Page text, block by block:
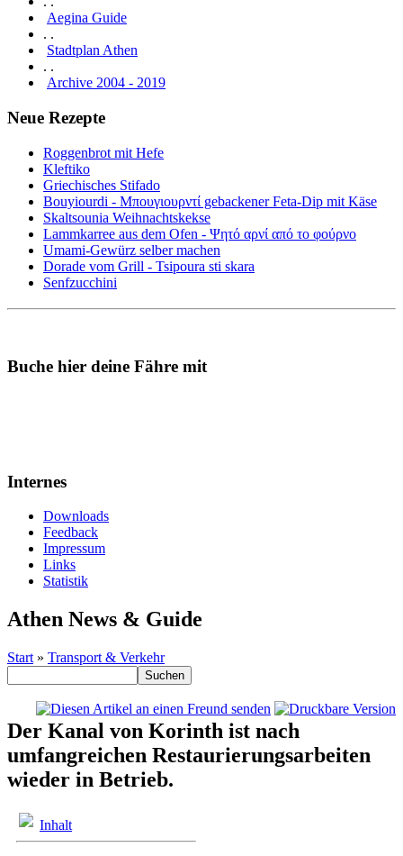
Aegina Guide
. .
Stadtplan Athen
. .
Archive 2004 - 2019
Neue Rezepte
Roggenbrot mit Hefe
Kleftiko
Griechisches Stifado
Bouyiourdi - Μπουγιουρντί gebackener Feta-Dip mit Käse
Skaltsounia Weihnachtskekse
Lammkarree aus dem Ofen - Ψητό αρνί από το φούρνο
Umami-Gewürz selber machen
Dorade vom Grill - Tsipoura sti skara
Senfzucchini
Buche hier deine Fähre mit
Internes
Downloads
Feedback
Impressum
Links
Statistik
Athen News & Guide
Start » Transport & Verkehr
Der Kanal von Korinth ist nach
umfangreichen Restaurierungsarbeiten
wieder in Betrieb.
Inhalt